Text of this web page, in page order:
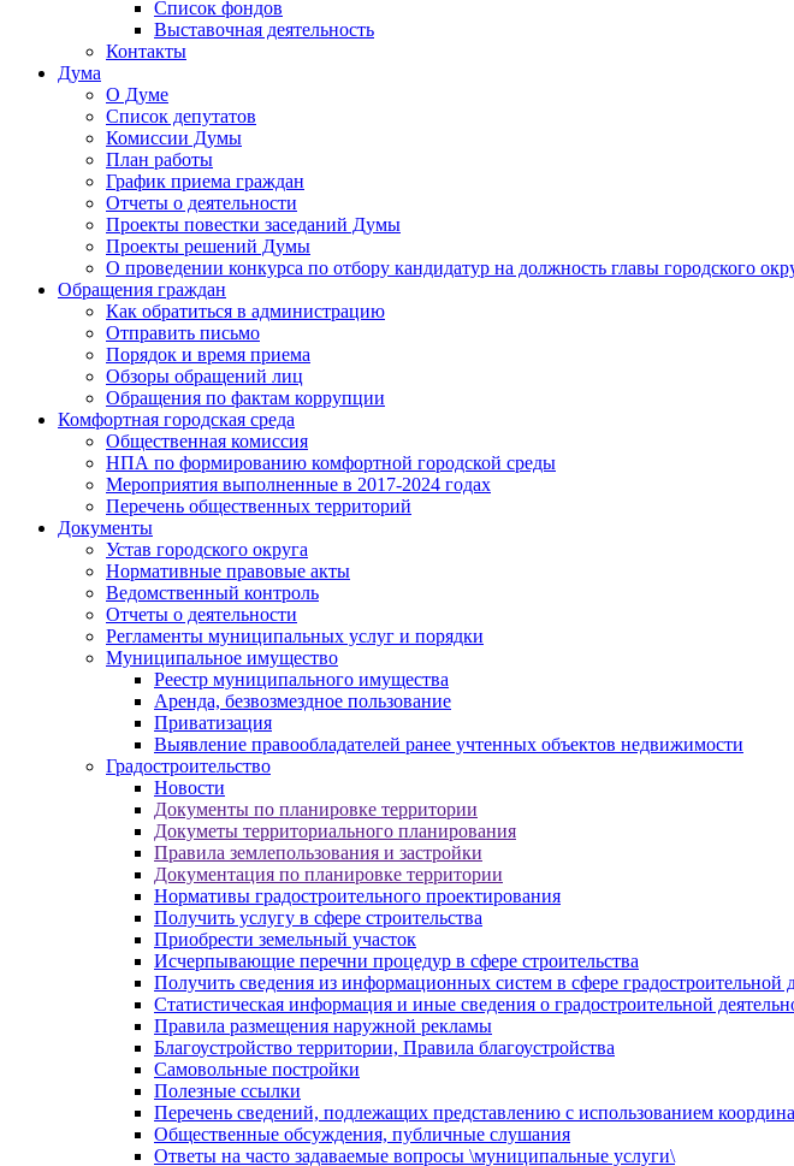
Список фондов
Выставочная деятельность
Контакты
Дума
О Думе
Список депутатов
Комиссии Думы
План работы
График приема граждан
Отчеты о деятельности
Проекты повестки заседаний Думы
Проекты решений Думы
О проведении конкурса по отбору кандидатур на должность главы городского
Обращения граждан
Как обратиться в администрацию
Отправить письмо
Порядок и время приема
Обзоры обращений лиц
Обращения по фактам коррупции
Комфортная городская среда
Общественная комиссия
НПА по формированию комфортной городской среды
Мероприятия выполненные в 2017-2024 годах
Перечень общественных территорий
Документы
Устав городского округа
Нормативные правовые акты
Ведомственный контроль
Отчеты о деятельности
Регламенты муниципальных услуг и порядки
Муниципальное имущество
Реестр муниципального имущества
Аренда, безвозмездное пользование
Приватизация
Выявление правообладателей ранее учтенных объектов недвижимости
Градостроительство
Новости
Документы по планировке территории
Докуметы территориального планирования
Правила землепользования и застройки
Документация по планировке территории
Нормативы градостроительного проектирования
Получить услугу в сфере строительства
Приобрести земельный участок
Исчерпывающие перечни процедур в сфере строительства
Получить сведения из информационных систем в сфере градостроительной
Статистическая информация и иные сведения о градостроительной
Правила размещения наружной рекламы
Благоустройство территории, Правила благоустройства
Самовольные постройки
Полезные ссылки
Перечень сведений, подлежащих представлению с использованием
Общественные обсуждения, публичные слушания
Ответы на часто задаваемые вопросы \муниципальные услуги\